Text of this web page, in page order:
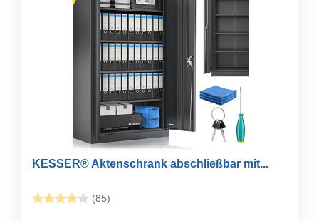
KESSER® Aktenschrank abschließbar mit...
(85)